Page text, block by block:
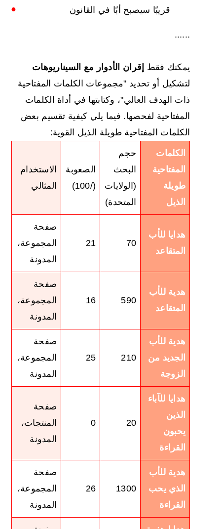
قريبًا سيصبح أبًا في القانون
......
يمكنك فقط
إقران الأدوار مع السيناريوهات
لتشكيل أو تحديد "مجموعات الكلمات المفتاحية
ذات الهدف العالي"، وكتابتها في أداة الكلمات
المفتاحية لفحصها. فيما يلي كيفية تقسيم بعض
الكلمات المفتاحية طويلة الذيل القوية:
الكلمات
المفتاحية
طويلة
الذيل
حجم
البحث
(الولايات
المتحدة)
الصعوبة
(/100)
الاستخدام
المثالي
هدايا للأب
المتقاعد
70
21
صفحة
المجموعة،
المدونة
هدية للأب
المتقاعد
590
16
صفحة
المجموعة،
المدونة
هدية للأب
الجديد من
الزوجة
210
25
صفحة
المجموعة،
المدونة
هدايا للآباء
الذين
يحبون
القراءة
20
0
صفحة
المنتجات،
المدونة
هدية للأب
الذي يحب
القراءة
1300
26
صفحة
المجموعة،
المدونة